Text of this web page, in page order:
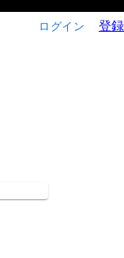
ログイン 登録